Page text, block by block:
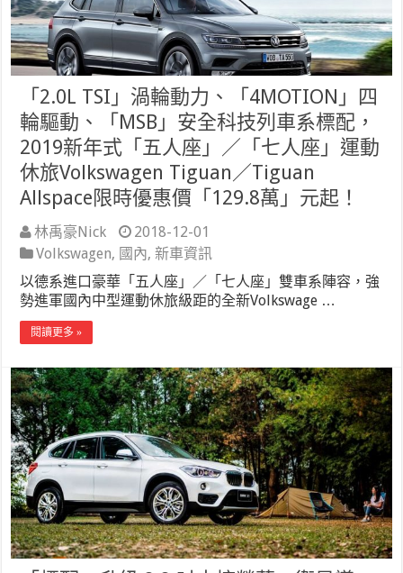
「2.0L TSI」渦輪動力、「4MOTION」四
輪驅動、「MSB」安全科技列車系標配，
2019新年式「五人座」／「七人座」運動
休旅Volkswagen Tiguan／Tiguan
Allspace限時優惠價「129.8萬」元起！
林禹豪Nick
2018-12-01
Volkswagen, 國內,新車資訊
以德系進口豪華「五人座」／「七人座」雙車系陣容，強
勢進軍國內中型運動休旅級距的全新Volkswage …
閱讀更多 »